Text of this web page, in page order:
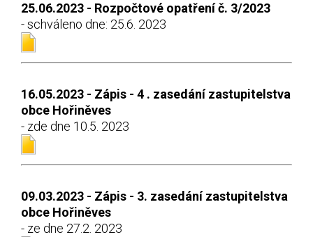
25.06.2023 - Rozpočtové opatření č. 3/2023
- schváleno dne: 25.6. 2023
16.05.2023 - Zápis - 4 . zasedání zastupitelstva
obce Hořiněves
- zde dne 10.5. 2023
09.03.2023 - Zápis - 3. zasedání zastupitelstva
obce Hořiněves
- ze dne 27.2. 2023